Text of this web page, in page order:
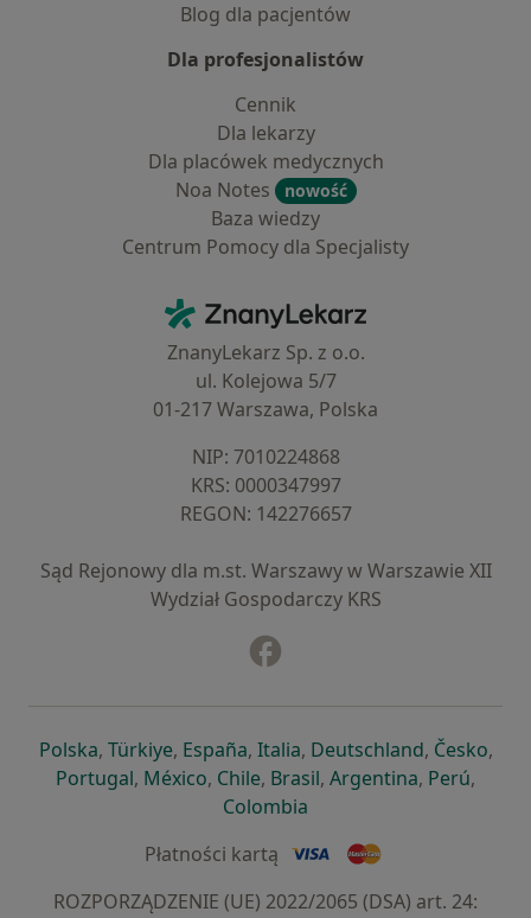
Blog dla pacjentów
Dla profesjonalistów
Cennik
Dla lekarzy
Dla placówek medycznych
Noa Notes
nowość
Baza wiedzy
Centrum Pomocy dla Specjalisty
ZnanyLekarz - Strona główna
ZnanyLekarz Sp. z o.o.
ul. Kolejowa 5/7
01-217 Warszawa, Polska
NIP: ⁠7010224868
KRS: ⁠0000347997
REGON: ⁠142276657
Sąd Rejonowy dla m.st. Warszawy w Warszawie XII
Wydział Gospodarczy KRS
Polskaotwiera się w nowej karcie
, Türkiyeotwiera się w nowej karcie
, Españaotwiera się w nowej karcie
, Italiaotwiera się w nowej
, Deutschlandotwiera się
, Česko,
Portugalotwiera się w nowej karcie
, Méxicootwiera się w nowej karcie
, Chileotwiera się w nowej karcie
, Brasilotwiera się w nowej
, Argentinaotwiera się
, Perú,
Colombia
Płatności kartą
ROZPORZĄDZENIE (UE) 2022/2065 (DSA) art. 24: